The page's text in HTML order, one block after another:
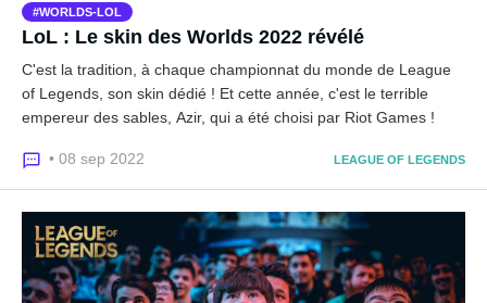
WORLDS-LOL
LoL : Le skin des Worlds 2022 révélé
C'est la tradition, à chaque championnat du monde de League
of Legends, son skin dédié ! Et cette année, c'est le terrible
empereur des sables, Azir, qui a été choisi par Riot Games !
• 08 sep 2022 LEAGUE OF LEGENDS